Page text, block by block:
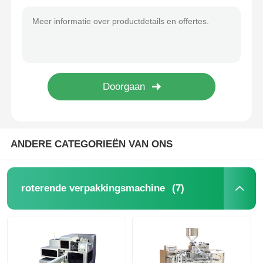
Verpakkingsmachines
bolmachine
ANDERE CATEGORIEËN VAN ONS
roterende verpakkingsmachine (7)